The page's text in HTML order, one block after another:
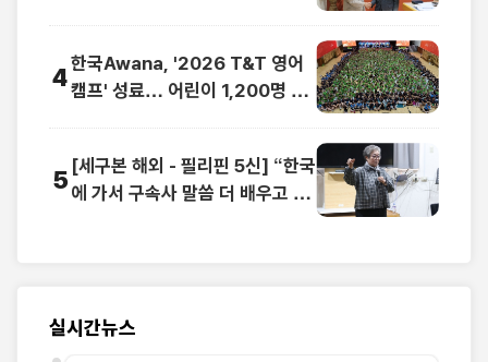
4한국Awana, '2026 T&T 영어
캠프' 성료… 어린이 1,200명 복
5 [세구본 해외 - 필리핀 5신] “한국
에 가서 구속사 말씀 더 배우고 싶
실시간뉴스